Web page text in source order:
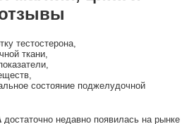
тестостерона,
ткани,
состояние поджелудочной
достаточно недавно появилась на рынке